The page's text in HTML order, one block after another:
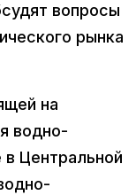
вопросы
рынка
на
водно-
в Центральной